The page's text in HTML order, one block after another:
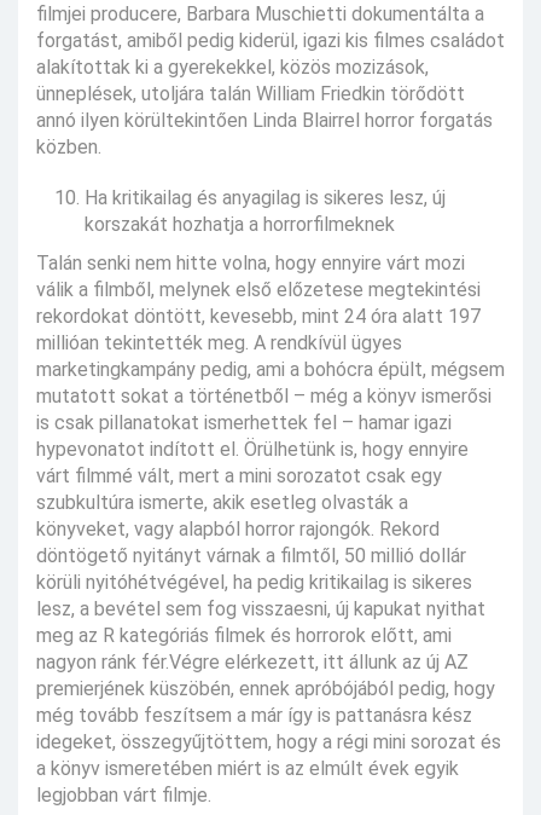
filmjei producere, Barbara Muschietti dokumentálta a
forgatást, amiből pedig kiderül, igazi kis filmes családot
alakítottak ki a gyerekekkel, közös mozizások,
ünneplések, utoljára talán William Friedkin törődött
annó ilyen körültekintően Linda Blairrel horror forgatás
közben.
Ha kritikailag és anyagilag is sikeres lesz, új
korszakát hozhatja a horrorfilmeknek
Talán senki nem hitte volna, hogy ennyire várt mozi
válik a filmből, melynek első előzetese megtekintési
rekordokat döntött, kevesebb, mint 24 óra alatt 197
millióan tekintették meg. A rendkívül ügyes
marketingkampány pedig, ami a bohócra épült, mégsem
mutatott sokat a történetből – még a könyv ismerősi
is csak pillanatokat ismerhettek fel – hamar igazi
hypevonatot indított el. Örülhetünk is, hogy ennyire
várt filmmé vált, mert a mini sorozatot csak egy
szubkultúra ismerte, akik esetleg olvasták a
könyveket, vagy alapból horror rajongók. Rekord
döntögető nyitányt várnak a filmtől, 50 millió dollár
körüli nyitóhétvégével, ha pedig kritikailag is sikeres
lesz, a bevétel sem fog visszaesni, új kapukat nyithat
meg az R kategóriás filmek és horrorok előtt, ami
nagyon ránk fér.Végre elérkezett, itt állunk az új AZ
premierjének küszöbén, ennek apróbójából pedig, hogy
még tovább feszítsem a már így is pattanásra kész
idegeket, összegyűjtöttem, hogy a régi mini sorozat és
a könyv ismeretében miért is az elmúlt évek egyik
legjobban várt filmje.